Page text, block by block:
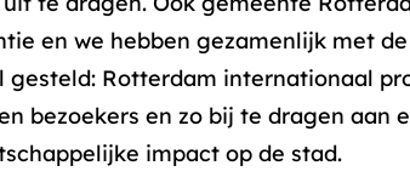
en we hebben gezamenlijk met
gesteld: Rotterdam internationaal
bezoekers en zo bij te dragen aan
impact op de stad.